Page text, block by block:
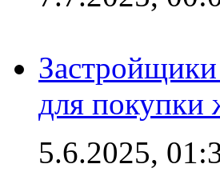
для покупки
5.6.2025,